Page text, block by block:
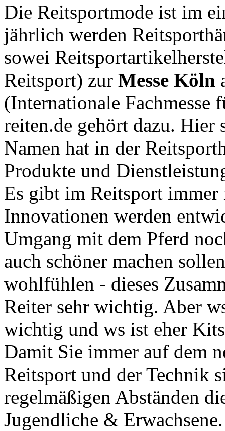
Die Reitsportmode ist im
jährlich werden
sowei
Reitsport) zur Messe Köln
(Internationale Fachmesse
reiten.de gehört dazu. Hier
Namen hat in der
Produkte und
Es gibt im Reitsport immer
Innovationen werden
Umgang mit dem Pferd
auch schöner machen
wohlfühlen - dieses
Reiter sehr wichtig. Aber
wichtig und ws ist eher
Damit Sie immer auf dem
Reitsport und der Technik
regelmäßigen Abständen
Jugendliche & Erwachsene.